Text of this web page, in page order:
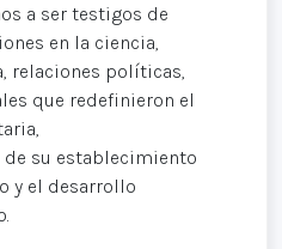
a ser testigos de
en la ciencia,
relaciones políticas,
que redefinieron el
su establecimiento
y el desarrollo